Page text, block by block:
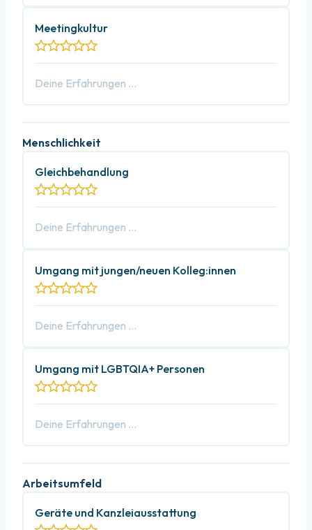
Meetingkultur
Menschlichkeit
Gleichbehandlung
Umgang mit jungen/neuen Kolleg:innen
Umgang mit LGBTQIA+ Personen
Arbeitsumfeld
Geräte und Kanzleiausstattung